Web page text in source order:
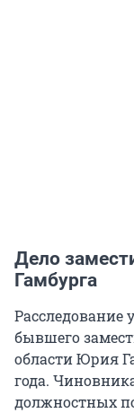
Дело
Гамбурга
Расследование
бывшего
области Юрия
года.
должностных